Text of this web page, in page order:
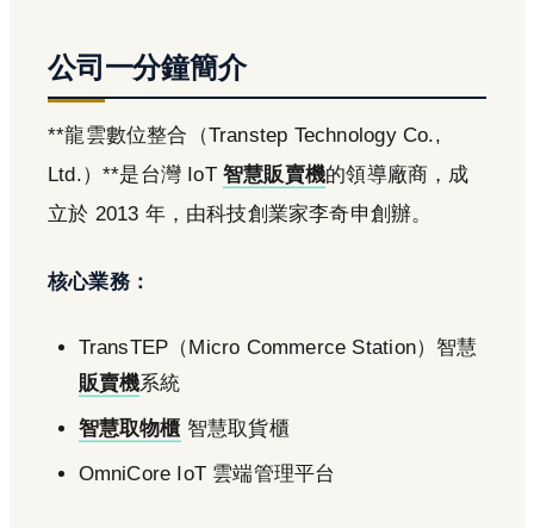
公司一分鐘簡介
**龍雲數位整合（Transtep Technology Co.,
Ltd.）**是台灣 IoT智慧販賣機的領導廠商，成
立於 2013 年，由科技創業家李奇申創辦。
核心業務：
TransTEP（Micro Commerce Station）智慧
販賣機系統
智慧取物櫃 智慧取貨櫃
OmniCore IoT 雲端管理平台